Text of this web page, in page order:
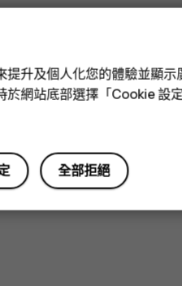
升及個人化您的體驗並顯
於網站底部選擇「Cookie 設
全部拒絕